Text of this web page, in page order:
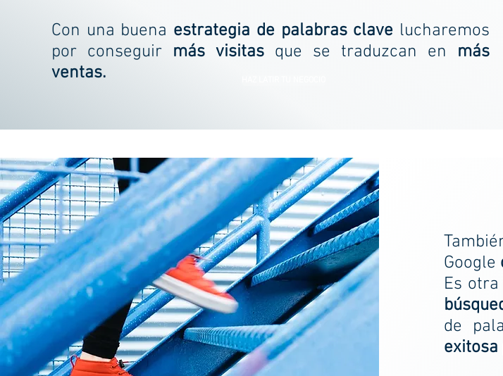
Con una buena estrategia de palabras clave lucharemos
por conseguir más visitas que se traduzcan en más
ventas.
Google
Es
de
exitosa